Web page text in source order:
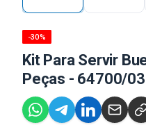
-30%
Kit Para Servir
Peças - 64700/